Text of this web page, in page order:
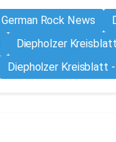
German Rock News
Diepholzer
Diepholzer Kreisblatt